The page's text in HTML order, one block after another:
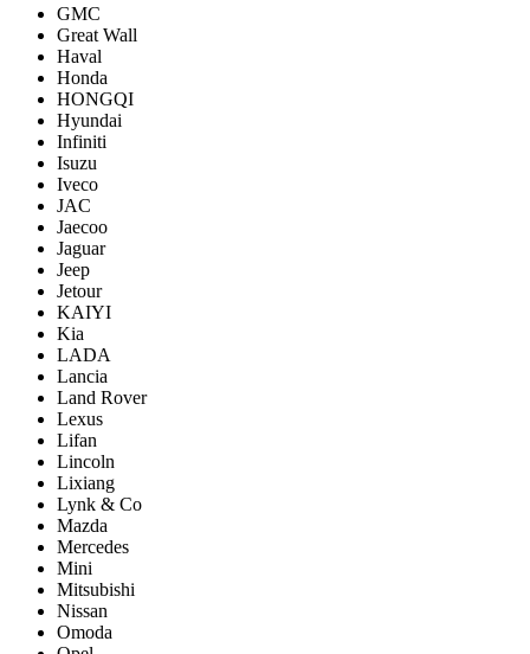
GMC
Great Wall
Haval
Honda
HONGQI
Hyundai
Infiniti
Isuzu
Iveco
JAC
Jaecoo
Jaguar
Jeep
Jetour
KAIYI
Kia
LADA
Lancia
Land Rover
Lexus
Lifan
Lincoln
Lixiang
Lynk & Co
Mazda
Mercedes
Mini
Mitsubishi
Nissan
Omoda